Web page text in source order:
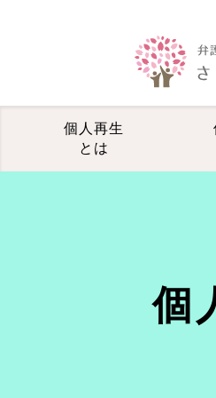
個人再生
とは
個